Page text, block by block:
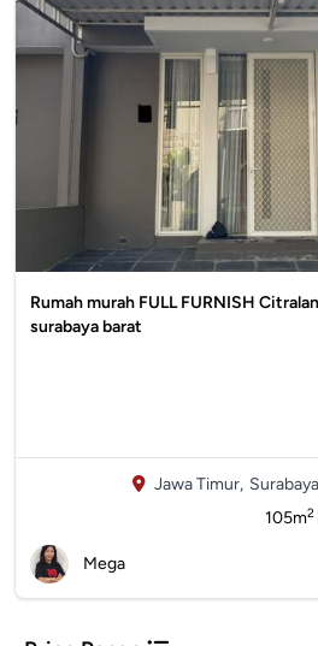
Rumah murah FULL FURNISH
surabaya barat
Jawa Timur,
105m2
Mega